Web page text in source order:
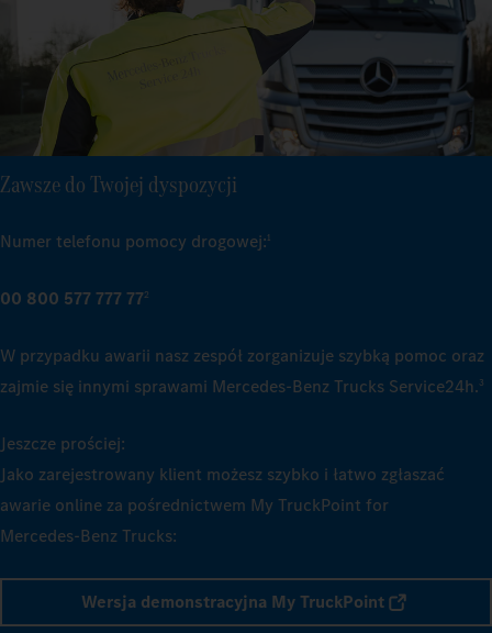
Zawsze do Twojej dyspozycji
Numer telefonu pomocy drogowej:1
00 800 577 777 772
W przypadku awarii nasz zespół zorganizuje szybką pomoc oraz
zajmie się innymi sprawami Mercedes‑Benz Trucks Service24h.3
Jeszcze prościej:
Jako zarejestrowany klient możesz szybko i łatwo zgłaszać
awarie online za pośrednictwem My TruckPoint for
Mercedes‑Benz Trucks:
Wersja demonstracyjna My TruckPoint